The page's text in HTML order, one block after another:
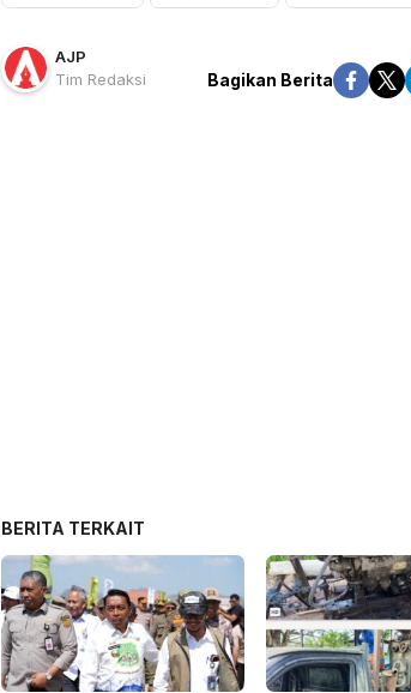
AJP
Tim Redaksi
Bagikan Berita
BERITA TERKAIT